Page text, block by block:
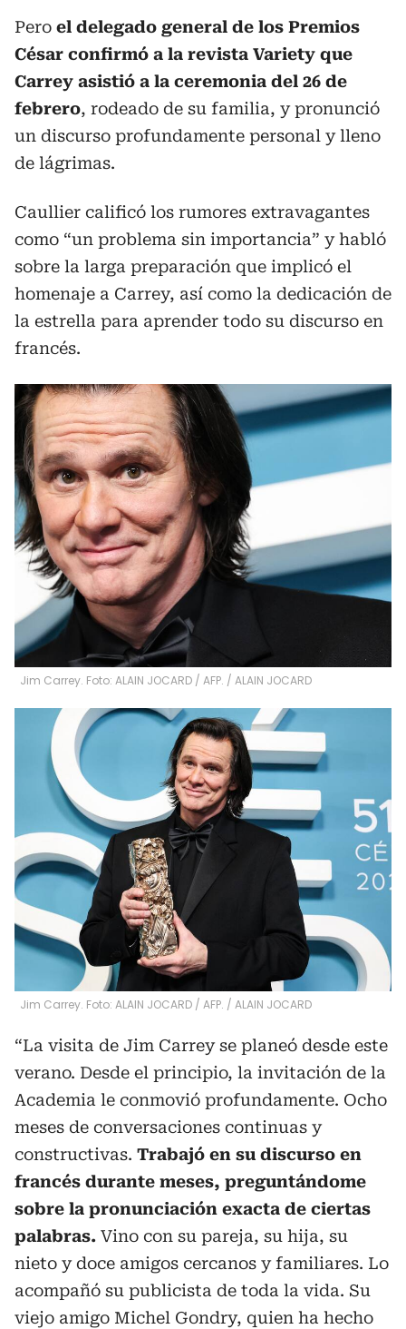
Pero el delegado general de los Premios
César confirmó a la revista Variety que
Carrey asistió a la ceremonia del 26 de
febrero, rodeado de su familia, y pronunció
un discurso profundamente personal y lleno
de lágrimas.
Caullier calificó los rumores extravagantes
como “un problema sin importancia” y habló
sobre la larga preparación que implicó el
homenaje a Carrey, así como la dedicación de
la estrella para aprender todo su discurso en
francés.
Jim Carrey. Foto: ALAIN JOCARD / AFP. / ALAIN JOCARD
Jim Carrey. Foto: ALAIN JOCARD / AFP. / ALAIN JOCARD
“La visita de Jim Carrey se planeó desde este
verano. Desde el principio, la invitación de la
Academia le conmovió profundamente. Ocho
meses de conversaciones continuas y
constructivas. Trabajó en su discurso en
francés durante meses, preguntándome
sobre la pronunciación exacta de ciertas
palabras. Vino con su pareja, su hija, su
nieto y doce amigos cercanos y familiares. Lo
acompañó su publicista de toda la vida. Su
viejo amigo Michel Gondry, quien ha hecho